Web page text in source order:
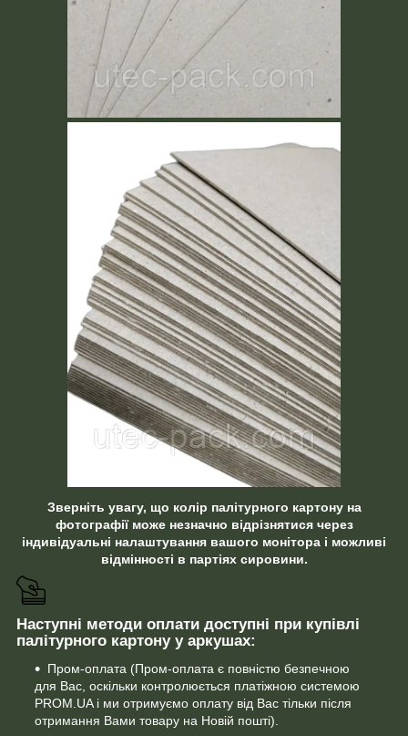
Зверніть увагу, що колір палітурного картону на
фотографії може незначно відрізнятися через
індивідуальні налаштування вашого монітора і можливі
відмінності в партіях сировини.
Наступні методи оплати доступні при купівлі
палітурного картону у аркушах:
Пром-оплата (Пром-оплата є повністю безпечною
для Вас, оскільки контролюється платіжною системою
PROM.UA і ми отримуємо оплату від Вас тільки після
отримання Вами товару на Новій пошті).